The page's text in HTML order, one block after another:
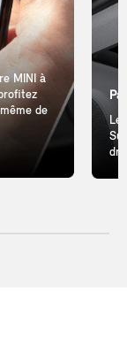
MINI à
de